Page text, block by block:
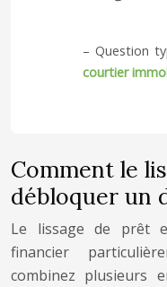
– Question
courtier
Comment le
débloquer un
Le lissage de prêt
financier
combinez plusieurs